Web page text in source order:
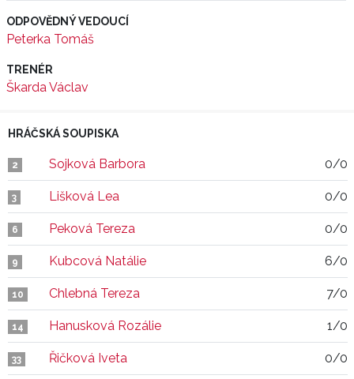
ODPOVĚDNÝ VEDOUCÍ
Peterka Tomáš
TRENÉR
Škarda Václav
HRÁČSKÁ SOUPISKA
2 Sojková Barbora 0/0
3 Lišková Lea 0/0
6 Peková Tereza 0/0
9 Kubcová Natálie 6/0
10 Chlebná Tereza 7/0
14 Hanusková Rozálie 1/0
33 Řičková Iveta 0/0